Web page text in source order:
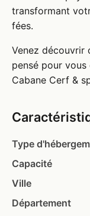
transformant
fées.
Venez découvrir
pensé pour
Cabane Cerf &
Type
Capacité
Ville
Département